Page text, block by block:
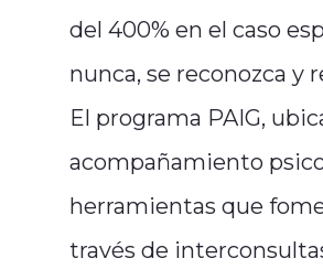
del 400% en el caso
nunca, se reconozca y
El programa PAIG,
acompañamiento
herramientas que
través de